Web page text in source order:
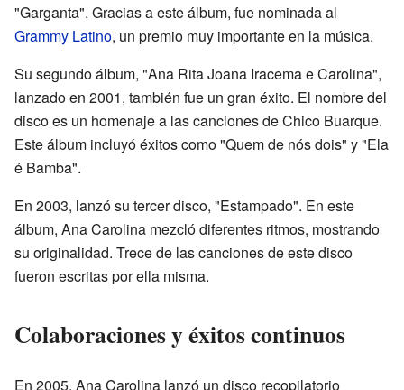
"Garganta". Gracias a este álbum, fue nominada al
Grammy Latino, un premio muy importante en la música.
Su segundo álbum, "Ana Rita Joana Iracema e Carolina",
lanzado en 2001, también fue un gran éxito. El nombre del
disco es un homenaje a las canciones de Chico Buarque.
Este álbum incluyó éxitos como "Quem de nós dois" y "Ela
é Bamba".
En 2003, lanzó su tercer disco, "Estampado". En este
álbum, Ana Carolina mezcló diferentes ritmos, mostrando
su originalidad. Trece de las canciones de este disco
fueron escritas por ella misma.
Colaboraciones y éxitos continuos
En 2005, Ana Carolina lanzó un disco recopilatorio